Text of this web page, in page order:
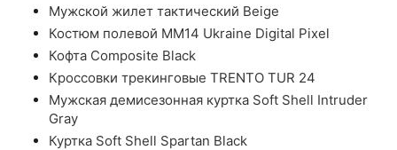
Мужской жилет тактический Beige
Костюм полевой ММ14 Ukraine Digital Pixel
Кофта Composite Black
Кроссовки трекинговые TRENTO TUR 24
Мужская демисезонная куртка Soft Shell Intruder
Gray
Куртка Soft Shell Spartan Black